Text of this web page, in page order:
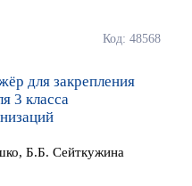
Код: 48568
для закрепления
3 класса
Б.Б. Сейткужина